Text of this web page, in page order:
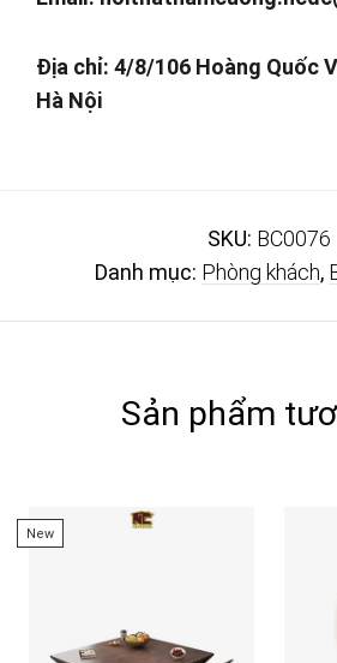
Địa chỉ: 4/8/106 Hoàng Quốc
Hà Nội
SKU: BC0076
Danh mục: Phòng khách,
Sản phẩm
New